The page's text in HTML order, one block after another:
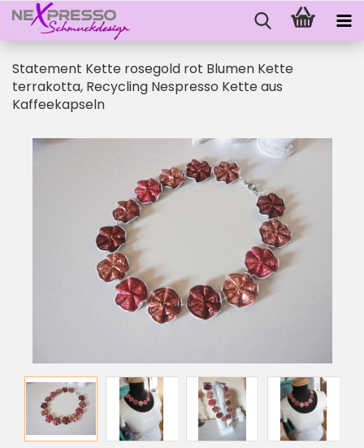
Statement Kette rosegold rot Blumen Kette
terrakotta, Recycling Nespresso Kette aus
Kaffeekapseln